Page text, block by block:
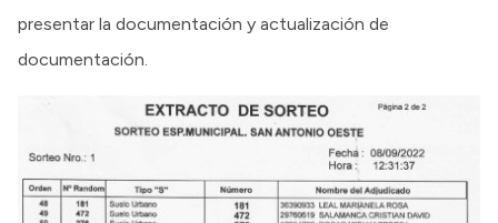
presentar la documentación y actualización de
documentación.